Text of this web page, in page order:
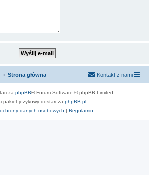
Strona główna Kontakt z nami
phpBB® Forum Software © phpBB Limited
pakiet językowy dostarcza phpBB.pl
danych osobowych | Regulamin